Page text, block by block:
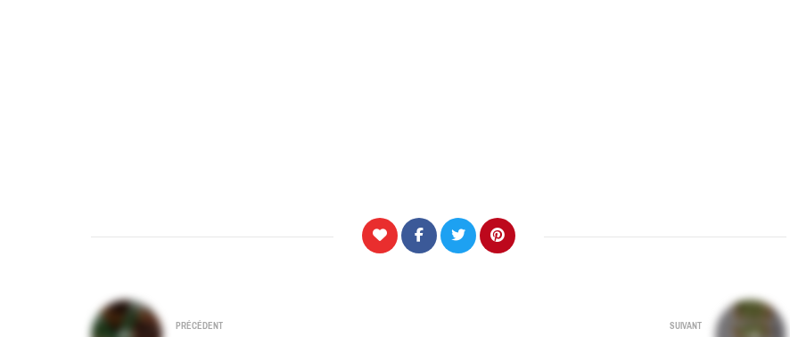
NavigationPRÉCÉDENT
SUIVANT